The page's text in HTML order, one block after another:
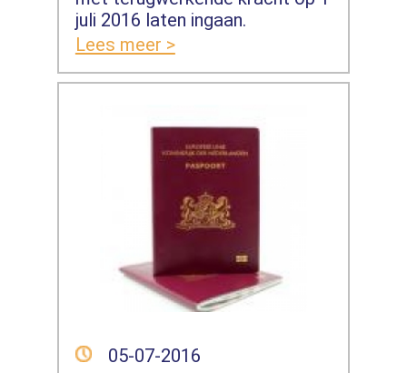
juli 2016 laten ingaan.
Lees meer >
05-07-2016